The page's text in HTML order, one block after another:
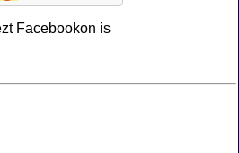
Facebookon is